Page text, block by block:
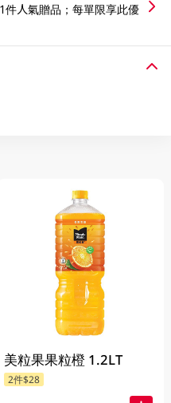
人氣贈品；每單限享此優
美粒果果粒橙 1.2LT
2件$28